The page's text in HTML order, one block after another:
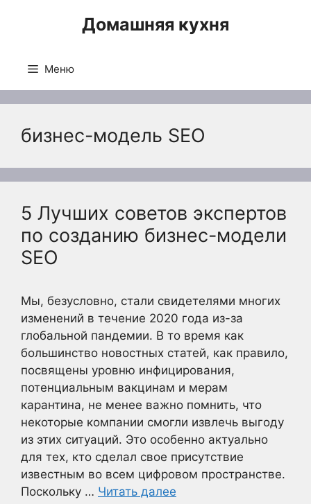
Домашняя кухня
Меню
бизнес-модель SEO
5 Лучших советов экспертов
по созданию бизнес-модели
SEO
Мы, безусловно, стали свидетелями многих
изменений в течение 2020 года из-за
глобальной пандемии. В то время как
большинство новостных статей, как правило,
посвящены уровню инфицирования,
потенциальным вакцинам и мерам
карантина, не менее важно помнить, что
некоторые компании смогли извлечь выгоду
из этих ситуаций. Это особенно актуально
для тех, кто сделал свое присутствие
известным во всем цифровом пространстве.
Поскольку … Читать далее